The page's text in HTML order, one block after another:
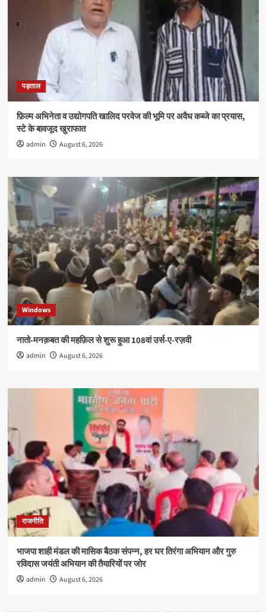
पड़ताल
फ़िल्म अभिनेता व उद्योगपति खालिद परवेज की भूमि पर अवैध कब्जे का प्रयास,
स्टे के बावजूद खुराफात
admin August 6, 2026
Windows
नातो-मनक़बत की महफ़िल से शुरू हुआ 108वां उर्स-ए-रज़वी
admin August 6, 2026
राजनीति
भाजपा शाही मंडल की मासिक बैठक संपन्न, हर घर तिरंगा अभियान और गुरु
रविदास जयंती अभियान की तैयारियों पर जोर
admin August 6, 2026